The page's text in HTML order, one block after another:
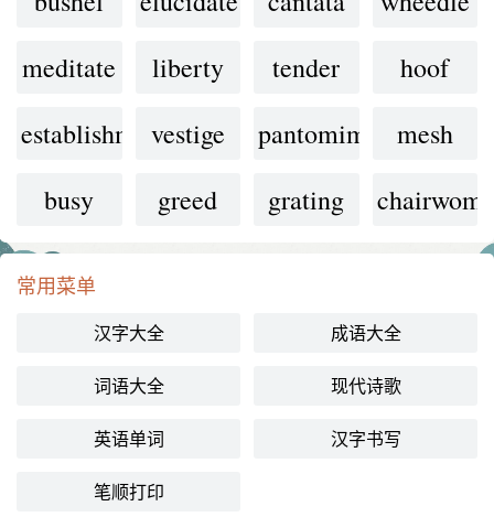
meditate
liberty tender
hoof
establishmentvestige pantomime
mesh
busy
greed grating
常用菜单
汉字大全 成语大全
词语大全 现代诗歌
英语单词 汉字书写
笔顺打印